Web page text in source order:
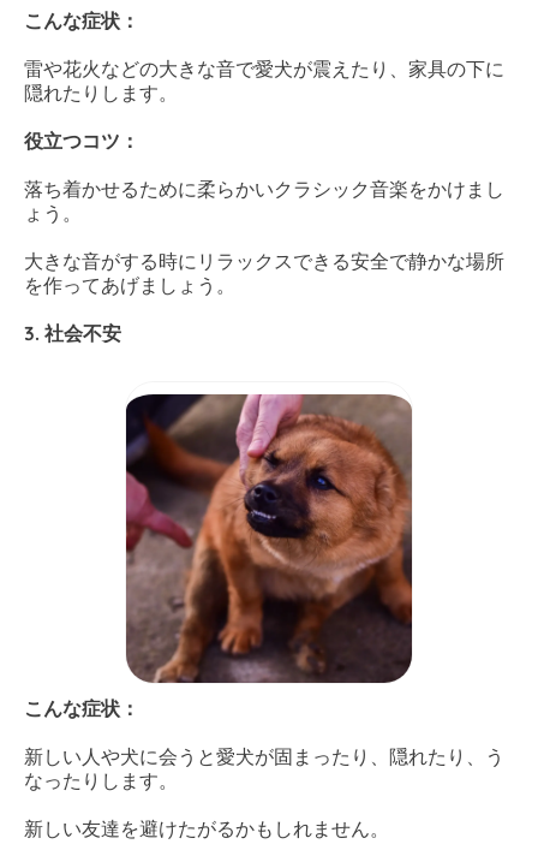
こんな症状：
雷や花火などの大きな音で愛犬が震えたり、家具の下に
隠れたりします。
役立つコツ：
落ち着かせるために柔らかいクラシック音楽をかけまし
ょう。
大きな音がする時にリラックスできる安全で静かな場所
を作ってあげましょう。
3. 社会不安
こんな症状：
新しい人や犬に会うと愛犬が固まったり、隠れたり、う
なったりします。
新しい友達を避けたがるかもしれません。